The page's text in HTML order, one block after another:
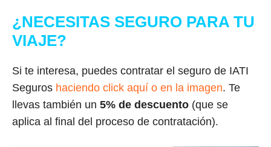
¿NECESITAS SEGURO PARA TU
VIAJE?
Si te interesa, puedes contratar el seguro de IATI
Seguros haciendo click aquí o en la imagen. Te
llevas también un 5% de descuento (que se
aplica al final del proceso de contratación).